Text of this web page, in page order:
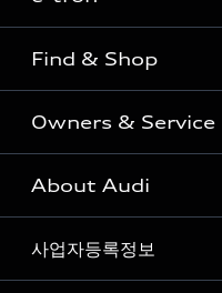
Sedan
SUV
Coupe
S range
e-tron
Find & Shop
전시장/AAP 전시장/AS센터
아우디 신차 재고
아우디 모델 비교하기
아우디 공식 인증 중고차
Owners & Service
고객안내
Audi Connect
myAudiworld
About Audi
아우디 브랜드
사업자등록정보